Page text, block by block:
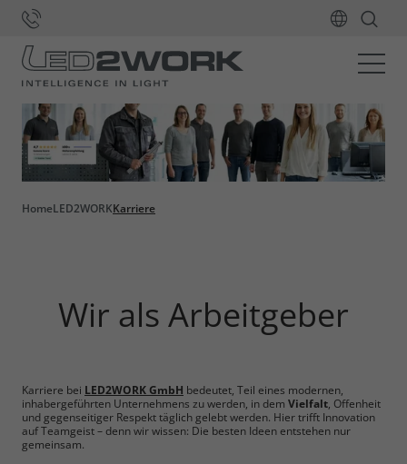
HomeLED2WORKKarriere
Wir als Arbeitgeber
Karriere bei LED2WORK GmbH bedeutet, Teil eines modernen,
inhabergeführten Unternehmens zu werden, in dem Vielfalt, Offenheit
und gegenseitiger Respekt täglich gelebt werden. Hier trifft Innovation
auf Teamgeist – denn wir wissen: Die besten Ideen entstehen nur
gemeinsam.